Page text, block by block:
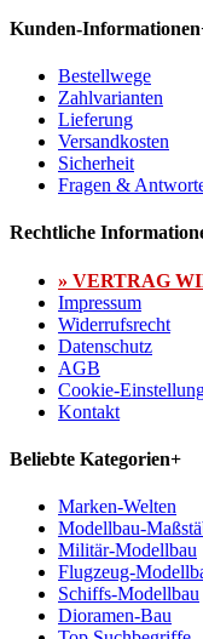
Kunden-Informationen
Bestellwege
Zahlvarianten
Lieferung
Versandkosten
Sicherheit
Fragen &
Rechtliche
» VERTRAG
Impressum
Widerrufsrecht
Datenschutz
AGB
Cookie-
Kontakt
Beliebte Kategorien+
Marken-Welten
Modellbau-
Militär-Modellbau
Flugzeug-
Schiffs-Modellbau
Dioramen-Bau